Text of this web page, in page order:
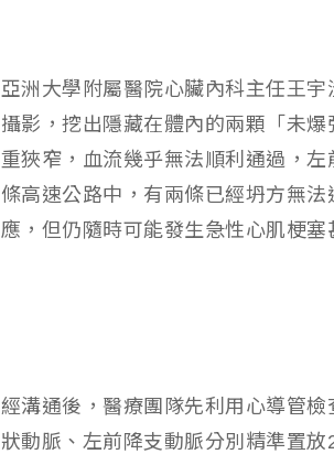
亞洲大學附屬醫院心臟內科主任王
攝影，挖出隱藏在體內的兩顆「未
重狹窄，血流幾乎無法順利通過，
條高速公路中，有兩條已經坍方無
應，但仍隨時可能發生急性心肌梗塞
經溝通後，醫療團隊先利用心導管
狀動脈、左前降支動脈分別精準置